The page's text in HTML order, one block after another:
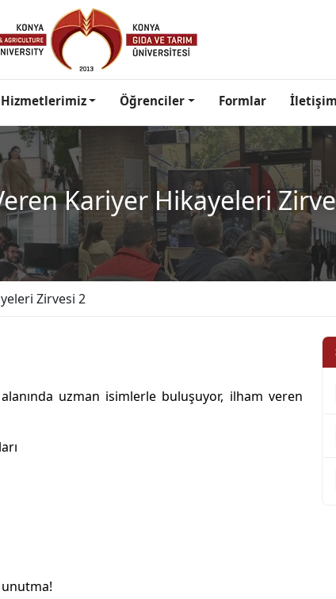
Hizmetlerimiz Öğrenciler Formlar İletişim
Kariyer Hikayeleri
Zirvesi 2
uzman isimlerle buluşuyor, ilham veren
unutma!